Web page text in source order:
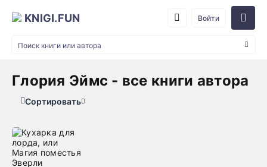
KNIGI.FUN Войти
Глория Эймс - все книги автора
Сортировать